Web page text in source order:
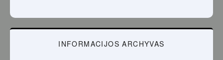
INFORMACIJOS ARCHYVAS